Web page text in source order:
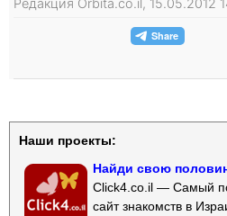
Наши проекты:
Найди свою
Click4.co.il — Самый
сайт знакомств в